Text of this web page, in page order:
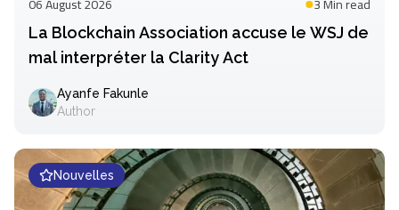
La Blockchain Association accuse le WSJ de
mal interpréter la Clarity Act
Ayanfe Fakunle
Author
Nouvelles